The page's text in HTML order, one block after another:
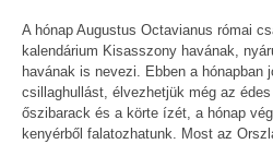
A hónap Augustus Octavianus római
kalendárium Kisasszony havának,
havának is nevezi. Ebben a hónapban
csillaghullást, élvezhetjük még az
őszibarack és a körte ízét, a hónap
kenyérből falatozhatunk. Most az